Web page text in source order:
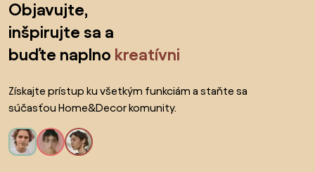
Objavujte,
inšpirujte sa a
buďte naplno kreatívni
Získajte prístup ku všetkým funkciám a staňte sa
súčasťou Home&Decor komunity.